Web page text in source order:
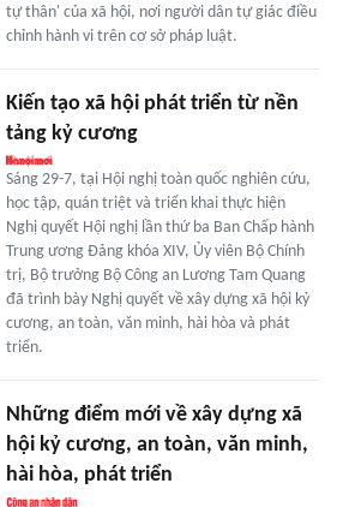
tự thân' của xã hội, nơi người dân tự giác điều
chỉnh hành vi trên cơ sở pháp luật.
Kiến tạo xã hội phát triển từ nền
tảng kỷ cương
Sáng 29-7, tại Hội nghị toàn quốc nghiên cứu,
học tập, quán triệt và triển khai thực hiện
Nghị quyết Hội nghị lần thứ ba Ban Chấp hành
Trung ương Đảng khóa XIV, Ủy viên Bộ Chính
trị, Bộ trưởng Bộ Công an Lương Tam Quang
đã trình bày Nghị quyết về xây dựng xã hội kỷ
cương, an toàn, văn minh, hài hòa và phát
triển.
Những điểm mới về xây dựng xã
hội kỷ cương, an toàn, văn minh,
hài hòa, phát triển